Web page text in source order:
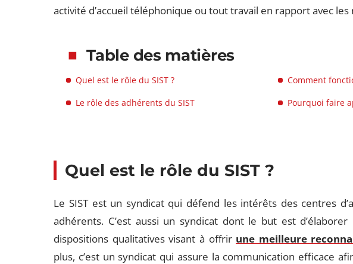
activité d’accueil téléphonique ou tout travail en rapport avec
Table des matières
Quel est le rôle du SIST ?
Comment
Le rôle des adhérents du SIST
Pourquoi faire
Quel est le rôle du SIST ?
Le SIST est un syndicat qui défend les intérêts des centres
adhérents. C’est aussi un syndicat dont le but est
dispositions qualitatives visant à offrir une meilleure
plus, c’est un syndicat qui assure la communication efficace